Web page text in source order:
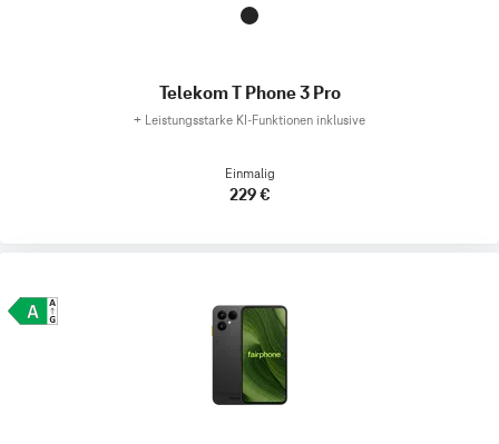
Telekom T Phone 3 Pro
+ Leistungsstarke KI-Funktionen inklusive
Einmalig
229 €